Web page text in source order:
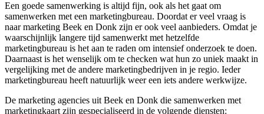
Een goede samenwerking is altijd fijn, ook als het gaat om
samenwerken met een marketingbureau. Doordat er veel vraag is
naar marketing Beek en Donk zijn er ook veel aanbieders. Omdat je
waarschijnlijk langere tijd samenwerkt met hetzelfde
marketingbureau is het aan te raden om intensief onderzoek te doen.
Daarnaast is het wenselijk om te checken wat hun zo uniek maakt in
vergelijking met de andere marketingbedrijven in je regio. Ieder
marketingbureau heeft natuurlijk weer een iets andere werkwijze.
De marketing agencies uit Beek en Donk die samenwerken met
marketingkaart zijn gespecialiseerd in de volgende diensten: